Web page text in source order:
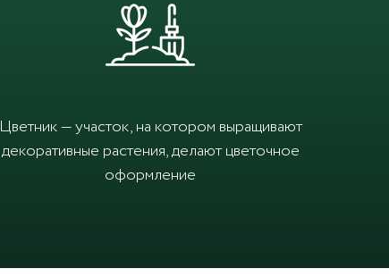
Цветник — участок, на котором выращивают
декоративные растения, делают цветочное
оформление